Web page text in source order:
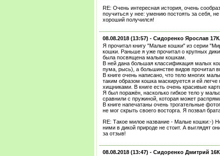
RE: Очень интересная история, очень
поучиться у нее: умению постоять за себя,
хороший получился!
08.08.2018 (13:57) - Сидоренко Ярослав
Я прочитал книгу "Малые кошки" из серии
кошки. Раньше я уже прочитал о крупных
была посвящена малым кошкам.
В ней дана большая классификация малых
пума, рысь), а большинстве видов прочитал
В книге очень написано, что тело многих
таким образом кошка маскируется и ей
хищниками. В книге есть очень красивые
Я был поражён, насколько гибкое тело у
сравнили с пружиной, которая может
В книге напечатаны очень трогательные
не мог скрыть своего восторга. Я позвал
RE: Такое милое название - Малые кошки:-)
ними в дикой природе не стоит. А выглядят
за отзыв!
08.08.2018 (13:47) - Сидоренко Дмитрий